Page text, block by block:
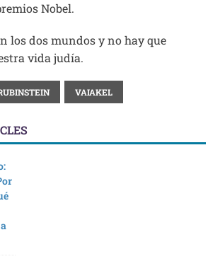
Nobel.
los dos mundos y no hay que
vida judía.
VAIAKEL